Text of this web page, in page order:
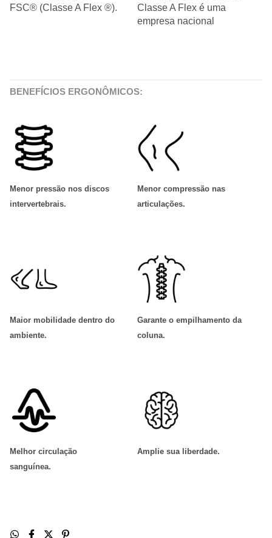
FSC® (Classe A Flex ®).
Classe A Flex é uma
empresa nacional
BENEFÍCIOS ERGONÔMICOS:
Menor pressão nos discos
intervertebrais.
Menor compressão nas
articulações.
Maior mobilidade dentro do
ambiente.
Garante o empilhamento da
coluna.
Melhor circulação
sanguínea.
Amplie sua liberdade.